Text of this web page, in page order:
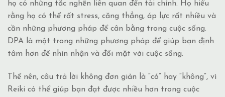
họ có những tắc nghẽn liên quan đến tài chính. Họ hiểu
rằng họ có thể rất stress, căng thẳng, áp lực rất nhiều và
cần những phương pháp để cân bằng trong cuộc sống.
DPA là một trong những phương pháp để giúp bạn định
tâm hơn để nhìn nhận và đối mặt với cuộc sống.
Thế nên, câu trả lời không đơn giản là “có” hay “không”, vì
Reiki có thể giúp bạn đạt được nhiều hơn trong cuộc